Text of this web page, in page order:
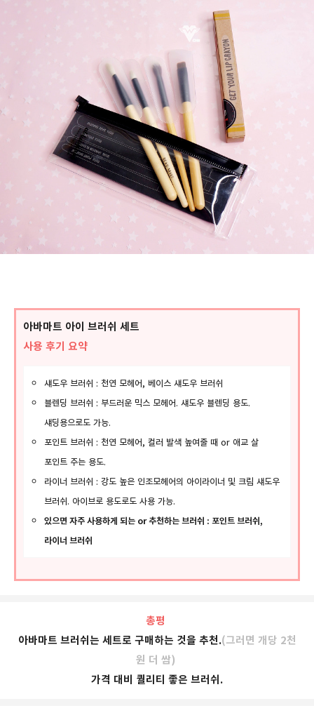
아바마트 아이 브러쉬 세트
사용 후기 요약
섀도우 브러쉬 : 천연 모헤어, 베이스 섀도우 브러쉬
블렌딩 브러쉬 : 부드러운 믹스 모헤어. 섀도우 블렌딩 용도.
섀딩용으로도 가능.
포인트 브러쉬 : 천연 모헤어, 컬러 발색 높여줄 때 or 애교 살
포인트 주는 용도.
라이너 브러쉬 : 강도 높은 인조모헤어의 아이라이너 및 크림 섀도우
브러쉬. 아이브로 용도로도 사용 가능.
있으면 자주 사용하게 되는 or추천하는 브러쉬 : 포인트 브러쉬,
라이너 브러쉬
총평
아바마트 브러쉬는 세트로 구매하는 것을 추천.(그러면 개당 2천
원 더 쌈)
가격 대비 퀄리티 좋은 브러쉬.